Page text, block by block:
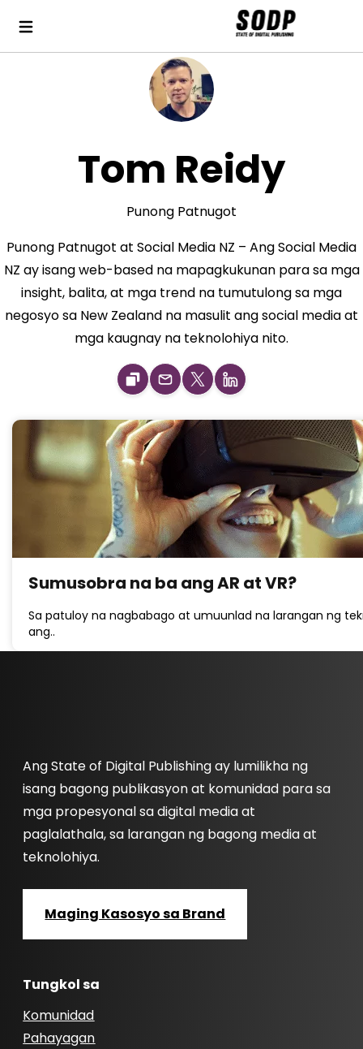
Tom Reidy
Punong Patnugot
Punong Patnugot at Social Media NZ – Ang Social Media
NZ ay isang web-based na mapagkukunan para sa mga
insight, balita, at mga trend na tumutulong sa mga
negosyo sa New Zealand na masulit ang social media at
mga kaugnay na teknolohiya nito.
Sumusobra na ba ang AR at VR?
Sa patuloy na nagbabago at umuunlad na larangan ng
ang..
Ang State of Digital Publishing ay lumilikha ng
isang bagong publikasyon at komunidad para sa
mga propesyonal sa digital media at
paglalathala, sa larangan ng bagong media at
teknolohiya.
Maging Kasosyo sa Brand
Tungkol sa
Komunidad
Pahayagan